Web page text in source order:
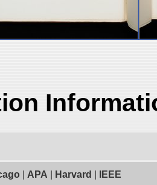
APA Harvard IEEE